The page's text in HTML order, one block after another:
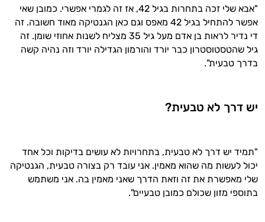
"אבא שלי זכה בתחרות בגיל 42, אז זה לגמרי אפשרי. כמובן שאי
אפשר להתחיל בגיל 42 מאפס וגם כאן הגנטיקה מאוד חשובה. זה
די נדיר לראות בן אדם מעל גיל 35 מצליח לשנות אחוזי שומן. זה
גיל שהטסטוסטרון כבר יורד והורמון הגדילה יורד וזה נהיה קשה
בדרך טבעית".
יש דרך לא טבעית?
"תמיד יש דרך לא טבעית, בתחרויות לא עושים בדיקות וכל אחד
יכול לעשות מה שהוא מאמין. אני עובד רק בצורה טבעית, הגנטיקה
שלי מאפשרת את זה וזאת הדרך שאני מאמין בה. אני משתמש
בתוספי מזון שכולם כמובן טבעיים".